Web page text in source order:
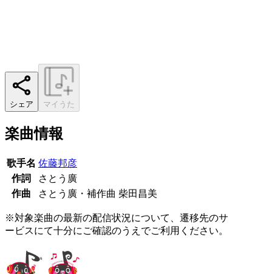
シェア マイうた
楽曲情報
歌手名 佐藤邦彦
作詞
さとう廣
作曲
さとう廣・補作曲 柴田昌美
※対象楽曲の最新の配信状況について、遷移先のサ
ービスにて十分にご確認のうえでご利用ください。